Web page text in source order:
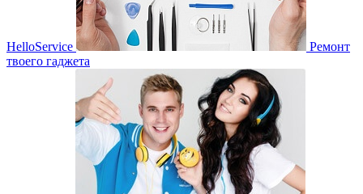
HelloService
Ремонт
твоего гаджета